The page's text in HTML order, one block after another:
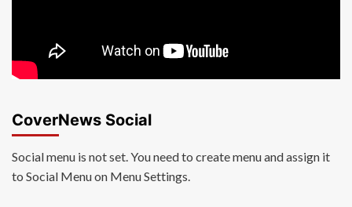
CoverNews Social
Social menu is not set. You need to create menu and assign it
to Social Menu on Menu Settings.